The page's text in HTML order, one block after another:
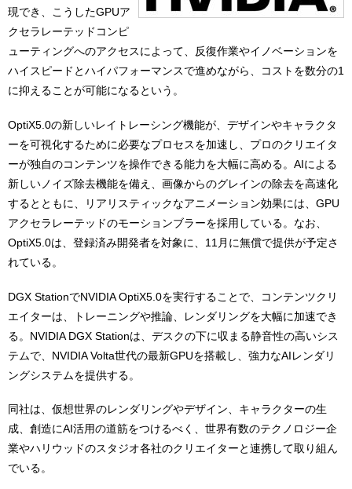
現でき、こうしたGPUア
クセラレーテッドコンピ
ューティングへのアクセスによって、反復作業やイノベーションを
ハイスピードとハイパフォーマンスで進めながら、コストを数分の1
に抑えることが可能になるという。
OptiX5.0の新しいレイトレーシング機能が、デザインやキャラクタ
ーを可視化するために必要なプロセスを加速し、プロのクリエイタ
ーが独自のコンテンツを操作できる能力を大幅に高める。AIによる
新しいノイズ除去機能を備え、画像からのグレインの除去を高速化
するとともに、リアリスティックなアニメーション効果には、GPU
アクセラレーテッドのモーションブラーを採用している。なお、
OptiX5.0は、登録済み開発者を対象に、11月に無償で提供が予定さ
れている。
DGX StationでNVIDIA OptiX5.0を実行することで、コンテンツクリ
エイターは、トレーニングや推論、レンダリングを大幅に加速でき
る。NVIDIA DGX Stationは、デスクの下に収まる静音性の高いシス
テムで、NVIDIA Volta世代の最新GPUを搭載し、強力なAIレンダリ
ングシステムを提供する。
同社は、仮想世界のレンダリングやデザイン、キャラクターの生
成、創造にAI活用の道筋をつけるべく、世界有数のテクノロジー企
業やハリウッドのスタジオ各社のクリエイターと連携して取り組ん
でいる。